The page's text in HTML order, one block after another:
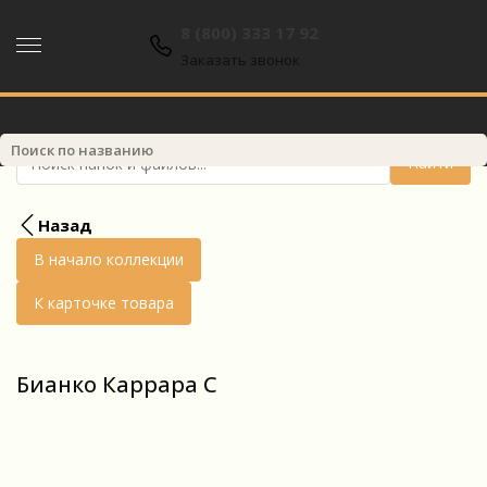
Заказать звонок
Найти
Назад
В начало коллекции
К карточке товара
Бианко Каррара С